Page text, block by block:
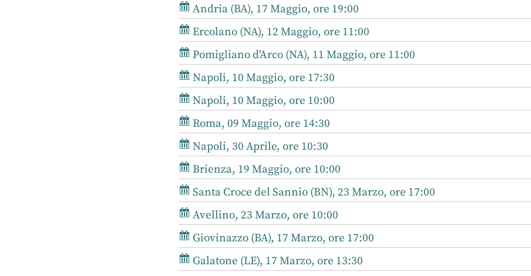
Andria (BA), 17 Maggio, ore 19:00
Ercolano (NA), 12 Maggio, ore 11:00
Pomigliano d'Arco (NA), 11 Maggio, ore 11:00
Napoli, 10 Maggio, ore 17:30
Napoli, 10 Maggio, ore 10:00
Roma, 09 Maggio, ore 14:30
Napoli, 30 Aprile, ore 10:30
Brienza, 19 Maggio, ore 10:00
Santa Croce del Sannio (BN), 23 Marzo, ore 17:00
Avellino, 23 Marzo, ore 10:00
Giovinazzo (BA), 17 Marzo, ore 17:00
Galatone (LE), 17 Marzo, ore 13:30